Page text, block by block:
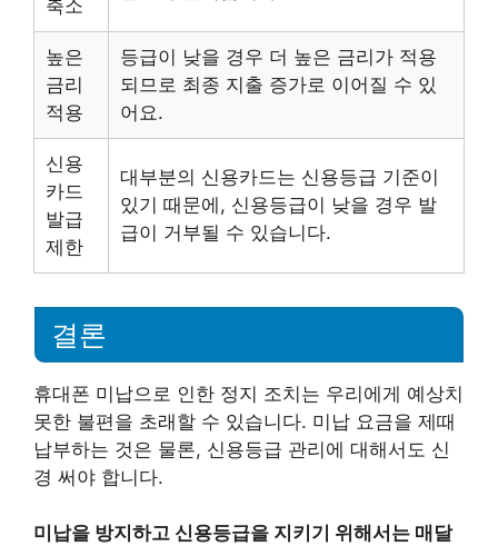
축소
높은
금리
적용
등급이 낮을 경우 더 높은 금리가 적용
되므로 최종 지출 증가로 이어질 수 있
어요.
신용
카드
발급
제한
대부분의 신용카드는 신용등급 기준이
있기 때문에, 신용등급이 낮을 경우 발
급이 거부될 수 있습니다.
결론
휴대폰 미납으로 인한 정지 조치는 우리에게 예상치
못한 불편을 초래할 수 있습니다. 미납 요금을 제때
납부하는 것은 물론, 신용등급 관리에 대해서도 신
경 써야 합니다.
미납을 방지하고 신용등급을 지키기 위해서는 매달